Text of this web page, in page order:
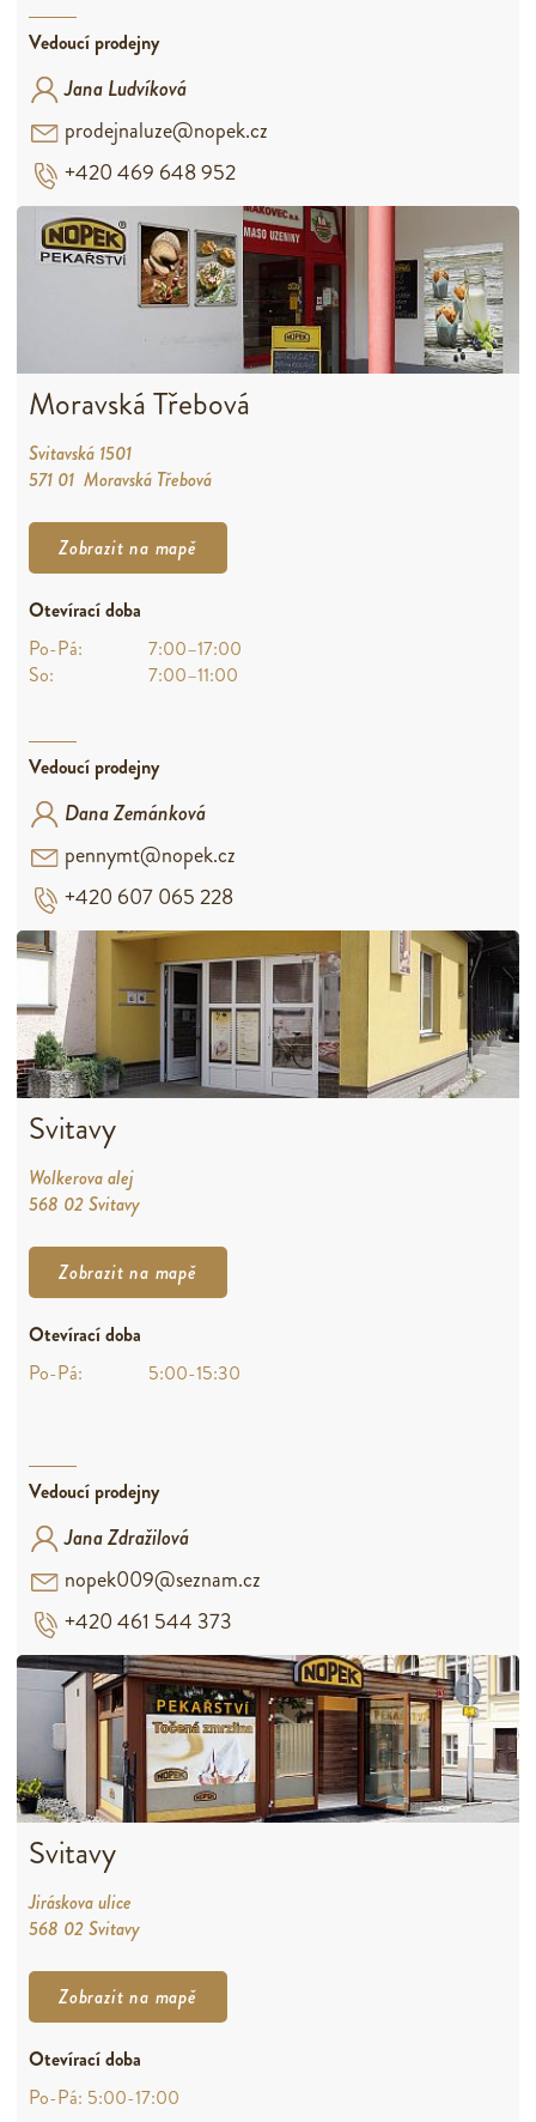
Vedoucí prodejny
Jana Ludvíková
prodejnaluze@nopek.cz
+420 469 648 952
Moravská Třebová
Svitavská 1501
571 01 Moravská Třebová
Zobrazit na mapě
Otevírací doba
Po-Pá:
7:00–17:00
So:
7:00–11:00
Vedoucí prodejny
Dana Zemánková
pennymt@nopek.cz
+420 607 065 228
Svitavy
Wolkerova alej
568 02 Svitavy
Zobrazit na mapě
Otevírací doba
Po-Pá:
5:00-15:30
Vedoucí prodejny
Jana Zdražilová
nopek009@seznam.cz
+420 461 544 373
Svitavy
Jiráskova ulice
568 02 Svitavy
Zobrazit na mapě
Otevírací doba
Po-Pá: 5:00-17:00